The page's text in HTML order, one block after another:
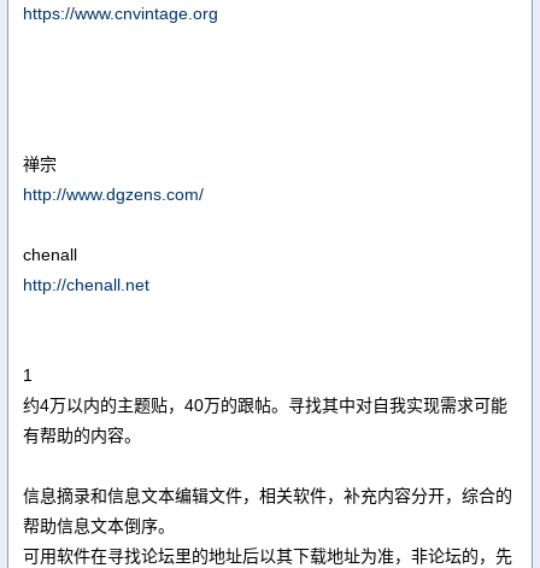
https://www.cnvintage.org
禅宗
http://www.dgzens.com/
chenall
http://chenall.net
1
约4万以内的主题贴，40万的跟帖。寻找其中对自我实现需求可能
有帮助的内容。
信息摘录和信息文本编辑文件，相关软件，补充内容分开，综合的
帮助信息文本倒序。
可用软件在寻找论坛里的地址后以其下载地址为准，非论坛的，先